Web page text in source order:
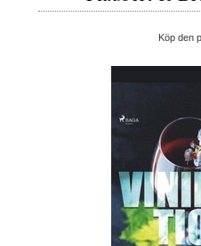
Köp den